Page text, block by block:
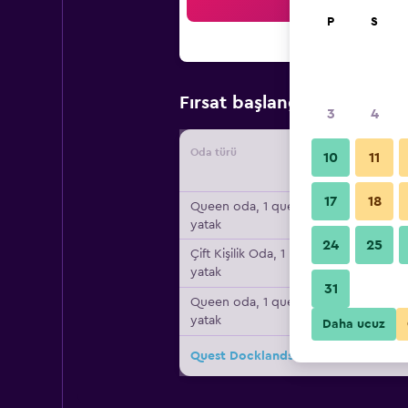
Fırsat başlangıç fiyatı
Oda türü Tedarikçi
Queen oda, 1 queen
yatak
Çift ​Kişilik Oda, 1 ikiz
yatak
Queen oda, 1 queen
yatak
Quest Docklands için diğer 16fırsat
P S
3 4
10 11
17 18
24 25
31
Daha ucuz